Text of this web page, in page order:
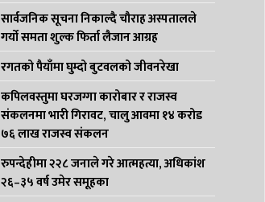
सार्वजनिक सूचना निकाल्दै चौराह अस्पतालले
गर्यो समता शुल्क फिर्ता लैजान आग्रह
रगतको पैयाँमा घुम्दो बुटवलको जीवनरेखा
कपिलवस्तुमा घरजग्गा कारोबार र राजस्व
संकलनमा भारी गिरावट, चालु आवमा १४ करोड
७६ लाख राजस्व संकलन
रुपन्देहीमा २२८ जनाले गरे आत्महत्या, अधिकांश
२६–३५ वर्ष उमेर समूहका